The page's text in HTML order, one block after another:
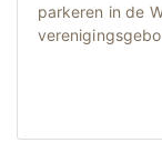
parkeren in de